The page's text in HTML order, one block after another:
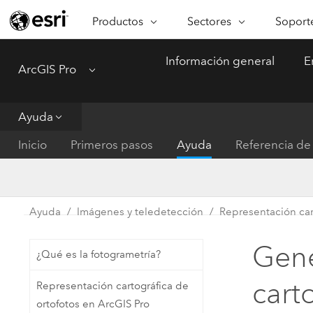
Productos
ARCGIS
Plataforma completa de
ArcGIS Pro
Sistema fundamental para SIG y
representación cartográfica
Sectores
SECTORES
Conservación
Servicios públicos de
Salud y servicios humanos
Gobierno nacional
ArcGIS Pro Menu
Información general
Ayuda
Inicio
Primeros pasos Ayuda Referencia
Ayuda Imágenes y teledetección Representación
¿Qué es la fotogrametría?
Representación cartográfica de
ortofotos en ArcGIS Pro